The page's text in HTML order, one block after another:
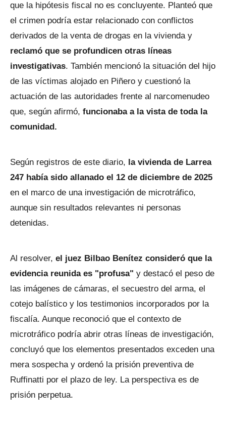
que la hipótesis fiscal no es concluyente. Planteó que
el crimen podría estar relacionado con conflictos
derivados de la venta de drogas en la vivienda y
reclamó que se profundicen otras líneas
investigativas. También mencionó la situación del hijo
de las víctimas alojado en Piñero y cuestionó la
actuación de las autoridades frente al narcomenudeo
que, según afirmó, funcionaba a la vista de toda la
comunidad.
Según registros de este diario, la vivienda de Larrea
247 había sido allanado el 12 de diciembre de 2025
en el marco de una investigación de microtráfico,
aunque sin resultados relevantes ni personas
detenidas.
Al resolver, el juez Bilbao Benítez consideró que la
evidencia reunida es "profusa" y destacó el peso de
las imágenes de cámaras, el secuestro del arma, el
cotejo balístico y los testimonios incorporados por la
fiscalía. Aunque reconoció que el contexto de
microtráfico podría abrir otras líneas de investigación,
concluyó que los elementos presentados exceden una
mera sospecha y ordenó la prisión preventiva de
Ruffinatti por el plazo de ley. La perspectiva es de
prisión perpetua.